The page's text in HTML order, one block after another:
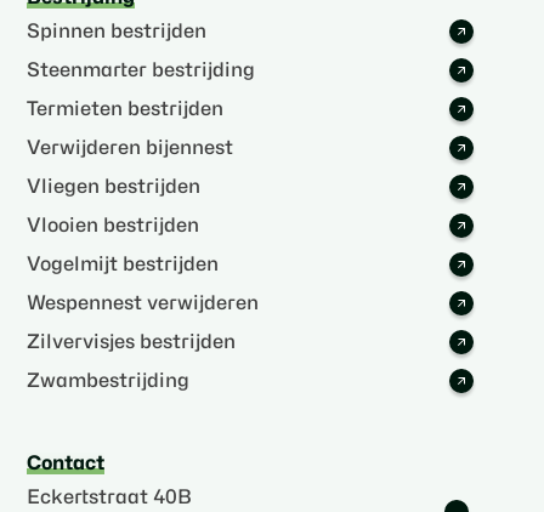
Spinnen bestrijden
Steenmarter bestrijding
Termieten bestrijden
Verwijderen bijennest
Vliegen bestrijden
Vlooien bestrijden
Vogelmijt bestrijden
Wespennest verwijderen
Zilvervisjes bestrijden
Zwambestrijding
Contact
Eckertstraat 40B